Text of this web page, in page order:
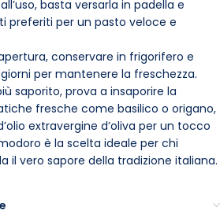
basta versarla in padella e
preferiti per un pasto veloce e
conservare in frigorifero e
per mantenere la freschezza.
saporito, prova a insaporire la
fresche come basilico o origano,
extravergine d’oliva per un tocco
è la scelta ideale per chi
il vero sapore della tradizione italiana.